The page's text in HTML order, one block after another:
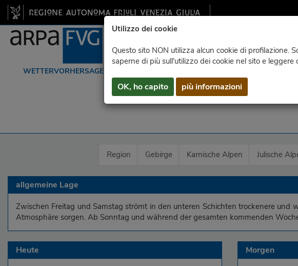
Utilizzo dei cookie
Questo sito NON utilizza alcun cookie di profilazione.
saperne di più sull'utilizzo dei cookie nel sito e
OK, ho capito più informazioni
WETTERVORHERSAGEN
Region Gebirge Karnische Alpen Julische
allgemeine Lage
Zwischen Freitag und Samstag strömt in den unteren Schichten trockenere
Atmosphäre sorgen. Ab Sonntag und während der gesamten kommenden
Heute Morgen